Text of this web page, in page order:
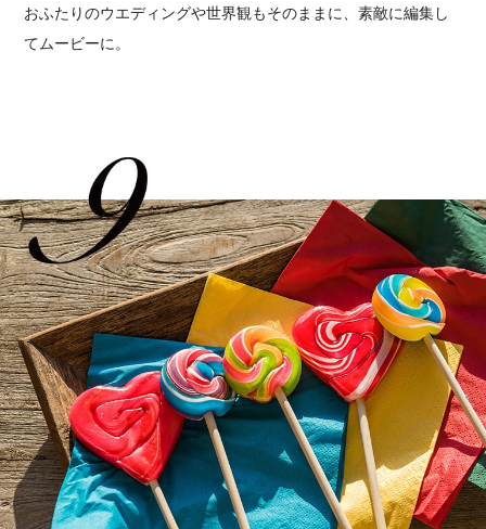
おふたりのウエディングや世界観もそのままに、素敵に編集し
てムービーに。